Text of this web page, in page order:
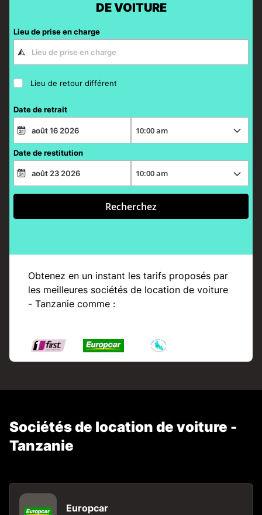
DE VOITURE
Lieu de prise en charge
Lieu de retour différent
Date de retrait
Date de restitution
Recherchez
Obtenez en un instant les tarifs proposés par
les meilleures sociétés de location de voiture
- Tanzanie comme :
Sociétés de location de voiture -
Tanzanie
Europcar